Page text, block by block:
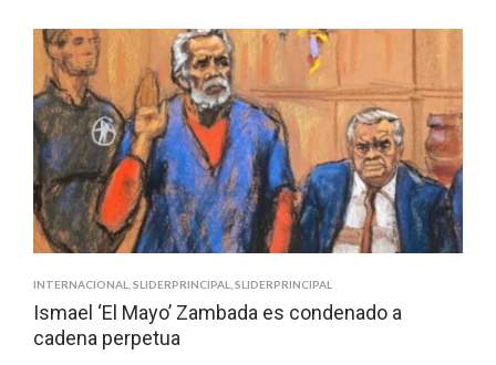
INTERNACIONAL SLIDERPRINCIPAL SLIDERPRINCIPAL
Ismael ‘El Mayo’ Zambada es condenado a
cadena perpetua